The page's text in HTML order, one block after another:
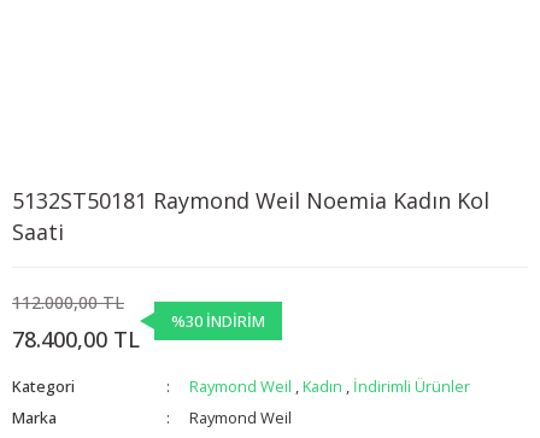
5132ST50181 Raymond Weil Noemia Kadın Kol
Saati
112.000,00 TL
78.400,00 TL
%30 İNDİRİM
Kategori Raymond Weil ,Kadın , İndirimli Ürünler
Marka
Raymond Weil